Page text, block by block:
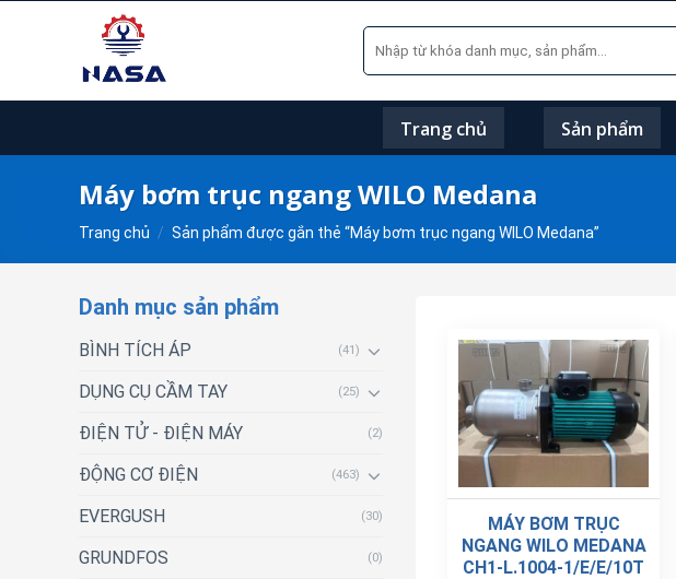
Tìm
kiếm:
Trang chủ Sản phẩm
Máy bơm trục ngang WILO Medana
Trang chủ / Sản phẩm được gắn thẻ “Máy bơm trục ngang WILO Medana”
Danh mục sản phẩm
BÌNH TÍCH ÁP (41)
DỤNG CỤ CẦM TAY (25)
ĐIỆN TỬ - ĐIỆN MÁY (2)
ĐỘNG CƠ ĐIỆN (463)
EVERGUSH (30)
GRUNDFOS (0)
MÁY BƠM TRỤC
NGANG WILO MEDANA
CH1-L.1004-1/E/E/10T